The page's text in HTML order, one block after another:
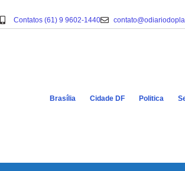
Contatos (61) 9 9602-1440
Brasília Cidade DF Politica